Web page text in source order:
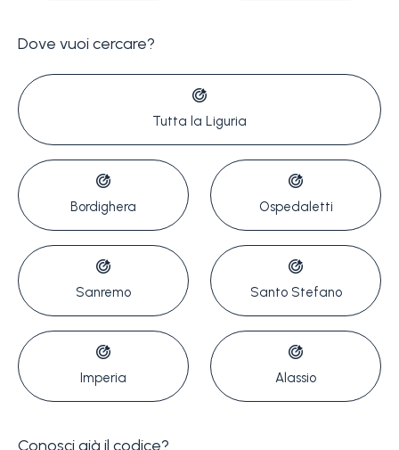
Dove vuoi cercare?
Tutta la Liguria
Bordighera Ospedaletti
Sanremo Santo Stefano
Imperia Alassio
Conosci già il codice?
Camere
minime
Qualsiasi